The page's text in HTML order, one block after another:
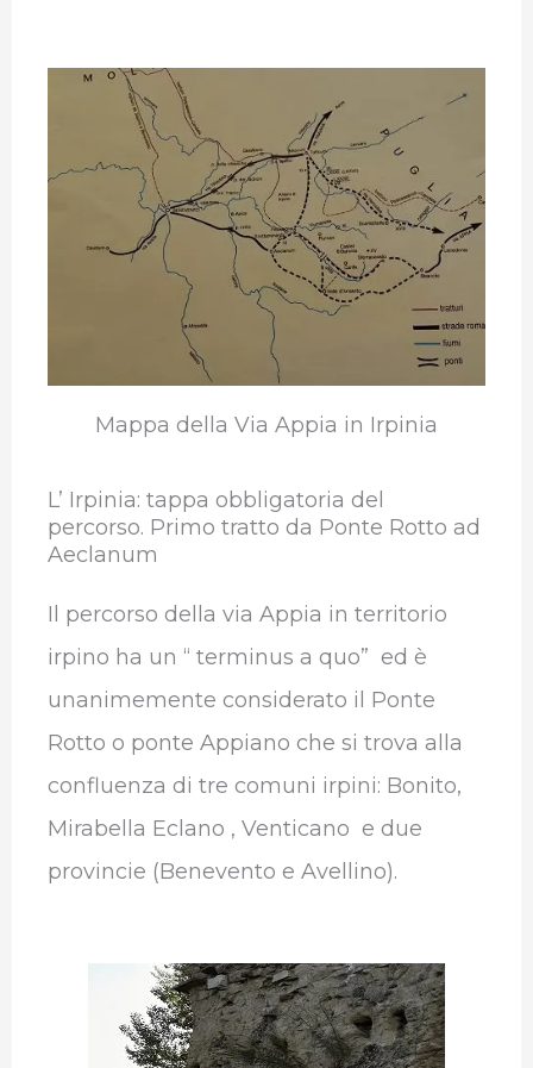
Mappa della Via Appia in Irpinia
L’ Irpinia: tappa obbligatoria del
percorso. Primo tratto da Ponte Rotto ad
Aeclanum
Il percorso della via Appia in territorio
irpino ha un “ terminus a quo” ed è
unanimemente considerato il Ponte
Rotto o ponte Appiano che si trova alla
confluenza di tre comuni irpini: Bonito,
Mirabella Eclano , Venticano e due
provincie (Benevento e Avellino).